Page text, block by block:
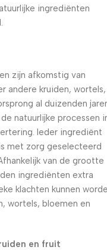
ingrediënten
zijn afkomstig van
andere kruiden, wortels,
al duizenden
natuurlijke processen
Ieder ingrediënt
met zorg geselecteerd
van de grootte
ingrediënten extra
klachten kunnen
wortels, bloemen en
en fruit